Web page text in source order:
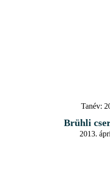
Tanév:
Brühli
2013.